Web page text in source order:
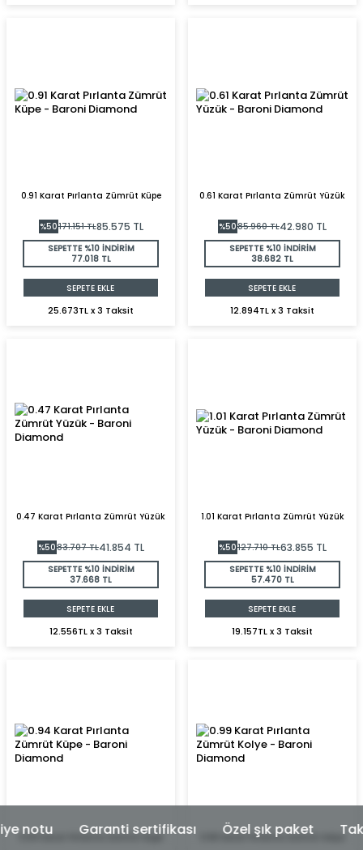
0.91 Karat Pırlanta Zümrüt Küpe
%50171.151TL85.575 TL
SEPETTE %10 İNDİRİM
77.018 TL
SEPETE EKLE
25.673TL x 3 Taksit
0.61 Karat Pırlanta Zümrüt Yüzük
%5085.960TL42.980 TL
SEPETTE %10 İNDİRİM
38.682 TL
SEPETE EKLE
12.894TL x 3 Taksit
0.47 Karat Pırlanta Zümrüt Yüzük
%5083.707TL41.854 TL
SEPETTE %10 İNDİRİM
37.668 TL
SEPETE EKLE
12.556TL x 3 Taksit
1.01 Karat Pırlanta Zümrüt Yüzük
%50127.710TL63.855 TL
SEPETTE %10 İNDİRİM
57.470 TL
SEPETE EKLE
19.157TL x 3 Taksit
0.94 Karat Pırlanta Zümrüt Küpe 0.99 Karat Pırlanta Zümrüt Kolye
sertifikası Özel şık paket Taksit imkanı